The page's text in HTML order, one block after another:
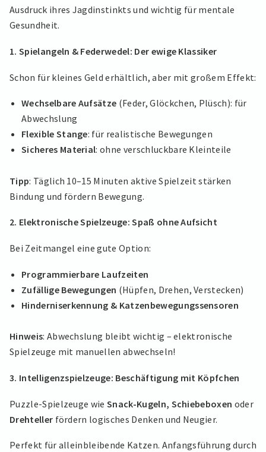
Ausdruck ihres Jagdinstinkts und wichtig für mentale
Gesundheit.
1. Spielangeln & Federwedel: Der ewige Klassiker
Schon für kleines Geld erhältlich, aber mit großem Effekt:
Wechselbare Aufsätze (Feder, Glöckchen, Plüsch): für
Abwechslung
Flexible Stange: für realistische Bewegungen
Sicheres Material: ohne verschluckbare Kleinteile
Tipp: Täglich 10–15 Minuten aktive Spielzeit stärken
Bindung und fördern Bewegung.
2. Elektronische Spielzeuge: Spaß ohne Aufsicht
Bei Zeitmangel eine gute Option:
Programmierbare Laufzeiten
Zufällige Bewegungen (Hüpfen, Drehen, Verstecken)
Hinderniserkennung & Katzenbewegungssensoren
Hinweis: Abwechslung bleibt wichtig – elektronische
Spielzeuge mit manuellen abwechseln!
3. Intelligenzspielzeuge: Beschäftigung mit Köpfchen
Puzzle-Spielzeuge wieSnack-Kugeln, Schiebeboxen oder
Drehteller fördern logisches Denken und Neugier.
Perfekt für alleinbleibende Katzen. Anfangsführung durch